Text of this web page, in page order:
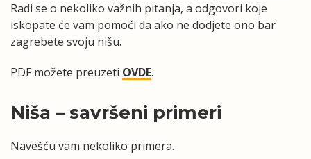
Radi se o nekoliko važnih pitanja, a odgovori koje
iskopate će vam pomoći da ako ne dodjete ono bar
zagrebete svoju nišu.
PDF možete preuzeti OVDE.
Niša – savršeni primeri
Navešću vam nekoliko primera.